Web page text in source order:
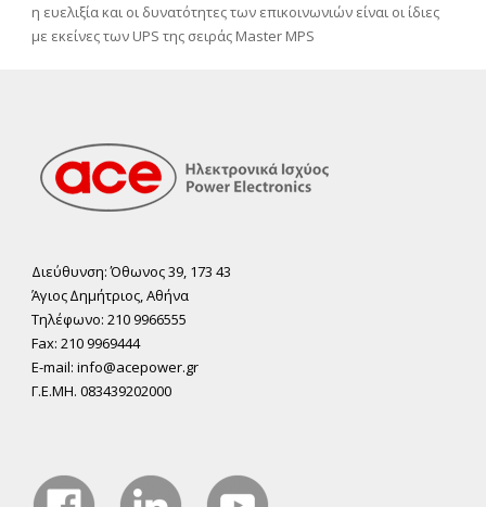
η ευελιξία και οι δυνατότητες των επικοινωνιών είναι οι ίδιες
με εκείνες των UPS της σειράς Master MPS
Διεύθυνση: Όθωνος 39, 173 43
Άγιος ∆ηµήτριος, Αθήνα
Τηλέφωνο: 210 9966555
Fax: 210 9969444
E-mail: info@acepower.gr
Γ.Ε.ΜΗ. 083439202000